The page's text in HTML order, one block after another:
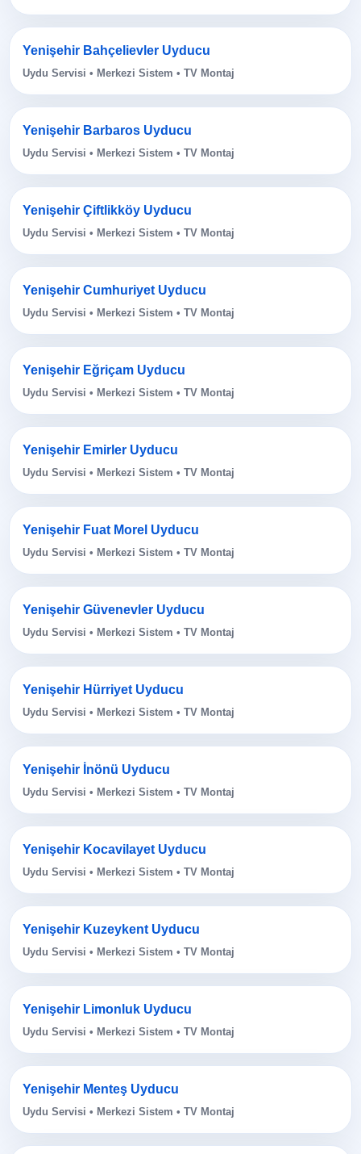
Yenişehir Bahçelievler Uyducu
Uydu Servisi • Merkezi Sistem • TV Montaj
Yenişehir Barbaros Uyducu
Uydu Servisi • Merkezi Sistem • TV Montaj
Yenişehir Çiftlikköy Uyducu
Uydu Servisi • Merkezi Sistem • TV Montaj
Yenişehir Cumhuriyet Uyducu
Uydu Servisi • Merkezi Sistem • TV Montaj
Yenişehir Eğriçam Uyducu
Uydu Servisi • Merkezi Sistem • TV Montaj
Yenişehir Emirler Uyducu
Uydu Servisi • Merkezi Sistem • TV Montaj
Yenişehir Fuat Morel Uyducu
Uydu Servisi • Merkezi Sistem • TV Montaj
Yenişehir Güvenevler Uyducu
Uydu Servisi • Merkezi Sistem • TV Montaj
Yenişehir Hürriyet Uyducu
Uydu Servisi • Merkezi Sistem • TV Montaj
Yenişehir İnönü Uyducu
Uydu Servisi • Merkezi Sistem • TV Montaj
Yenişehir Kocavilayet Uyducu
Uydu Servisi • Merkezi Sistem • TV Montaj
Yenişehir Kuzeykent Uyducu
Uydu Servisi • Merkezi Sistem • TV Montaj
Yenişehir Limonluk Uyducu
Uydu Servisi • Merkezi Sistem • TV Montaj
Yenişehir Menteş Uyducu
Uydu Servisi • Merkezi Sistem • TV Montaj